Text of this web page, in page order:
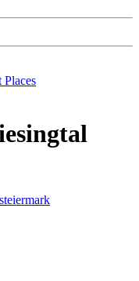
Places
steiermark